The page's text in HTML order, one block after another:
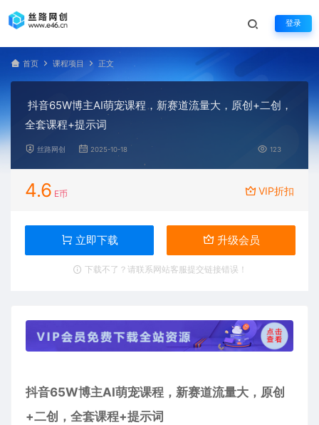
登录
首页 课程项目 正文
抖音65W博主AI萌宠课程，新赛道流量大，原创+二创，
全套课程+提示词
丝路网创 2025-10-18 123
4.6 E币 VIP折扣
立即下载 升级会员
下载不了？请联系网站客服提交链接错误！
抖音65W博主AI萌宠课程 ，新赛道流量大，原创
+二创，全套课程+提示词